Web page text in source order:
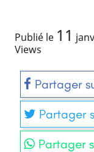
Publié le 11
Views
Partager
Partager
Partager